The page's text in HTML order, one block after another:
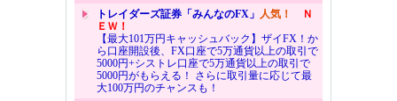
トレイダーズ証券「みんなのFX」 人気！
Ｎ
ＥＷ！
【最大101万円キャッシュバック】ザイFX！か
ら口座開設後、FX口座で5万通貨以上の取引で
5000円+シストレ口座で5万通貨以上の取引で
5000円がもらえる！ さらに取引量に応じて最
大100万円のチャンスも！